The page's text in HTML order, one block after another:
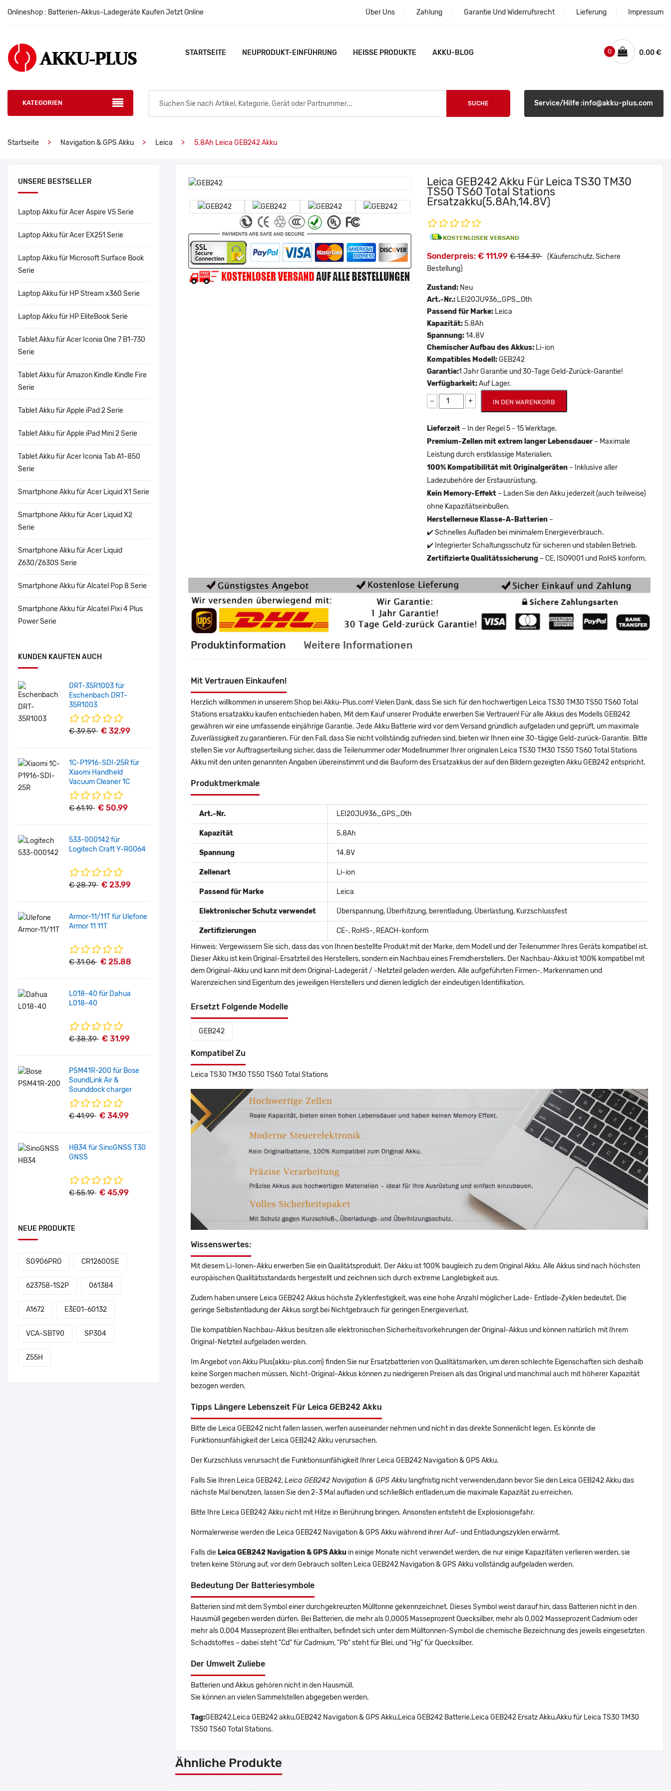
Onlineshop : Batterien-Akkus-Ladegeräte Kaufen Jetzt Online Über Uns Zahlung Garantie Und Widerrufsrecht Lieferung Impressum
STARTSEITE NEUPRODUKT-EINFÜHRUNG HEISSE PRODUKTE AKKU-BLOG 0.00 €
0
KATEGORIEN SUCHE Service/Hilfe :info@akku-plus.com
Startseite Navigation & GPS Akku Leica 5.8Ah Leica GEB242 Akku
UNSERE BESTSELLER
Laptop Akku für Acer Aspire V5 Serie
Laptop Akku für Acer EX251 Serie
Laptop Akku für Microsoft Surface Book
Serie
Laptop Akku für HP Stream x360 Serie
Laptop Akku für HP EliteBook Serie
Tablet Akku für Acer Iconia One 7 B1-730
Serie
Tablet Akku für Amazon Kindle Kindle Fire
Serie
Tablet Akku für Apple iPad 2 Serie
Tablet Akku für Apple iPad Mini 2 Serie
Tablet Akku für Acer Iconia Tab A1-850
Serie
Smartphone Akku für Acer Liquid X1 Serie
Smartphone Akku für Acer Liquid X2
Serie
Smartphone Akku für Acer Liquid
Z630/Z630S Serie
Smartphone Akku für Alcatel Pop 8 Serie
Smartphone Akku für Alcatel Pixi 4 Plus
Power Serie
KUNDEN KAUFTEN AUCH
DRT-35R1003 für
Eschenbach DRT-
35R1003
€ 39.59 € 32.99
1C-P1916-SDI-25R für
Xiaomi Handheld
Vacuum Cleaner 1C
€ 61.19 € 50.99
533-000142 für
Logitech Craft Y-R0064
€ 28.79 € 23.99
Armor-11/11T für Ulefone
Armor 11 11T
€ 31.06 € 25.88
L018-40 für Dahua
L018-40
€ 38.39 € 31.99
PSM41R-200 für Bose
SoundLink Air &
Sounddock charger
€ 41.99 € 34.99
HB34 für SinoGNSS T30
GNSS
€ 55.19 € 45.99
NEUE PRODUKTE
SG906PRO CR12600SE
623758-1S2P 061384
A1672 E3E01-60132
VCA-SBT90 SP304
Z55H
Leica GEB242 Akku Für Leica TS30 TM30
TS50 TS60 Total Stations
Ersatzakku(5.8Ah,14.8V)
Sonderpreis: € 111.99 € 134.39 (Käuferschutz, Sichere
Bestellung)
Zustand: Neu
Art.-Nr.: LEI20JU936_GPS_Oth
Passend für Marke: Leica
Kapazität:5.8Ah
Spannung:14.8V
Chemischer Aufbau des Akkus: Li-ion
Kompatibles Modell:GEB242
Garantie:1 Jahr Garantie und 30-Tage Geld-Zurück-Garantie!
Verfügbarkeit:Auf Lager.
− + IN DEN WARENKORB
Lieferzeit – In der Regel 5 - 15 Werktage.
Premium-Zellen mit extrem langer Lebensdauer– Maximale
Leistung durch erstklassige Materialien.
100% Kompatibilität mit Originalgeräten – Inklusive aller
Ladezubehöre der Erstausrüstung.
Kein Memory-Effekt – Laden Sie den Akku jederzeit (auch teilweise)
ohne Kapazitätseinbußen.
Herstellerneue Klasse-A-Batterien –
✔️ Schnelles Aufladen bei minimalem Energieverbrauch.
✔️ Integrierter Schaltungsschutz für sicheren und stabilen Betrieb.
Zertifizierte Qualitätssicherung – CE, ISO9001 und RoHS konform.
Produktinformation Weitere Informationen
Mit Vertrauen Einkaufen!
Herzlich willkommen in unserem Shop bei Akku-Plus.com! Vielen Dank, dass Sie sich für den hochwertigen Leica TS30 TM30 TS50 TS60 Total
Stations ersatzakku kaufen entschieden haben. Mit dem Kauf unserer Produkte erwerben Sie Vertrauen! Für alle Akkus des Modells GEB242
gewähren wir eine umfassende einjährige Garantie. Jede Akku Batterie wird vor dem Versand gründlich aufgeladen und geprüft, um maximale
Zuverlässigkeit zu garantieren. Für den Fall, dass Sie nicht vollständig zufrieden sind, bieten wir Ihnen eine 30-tägige Geld-zurück-Garantie. Bitte
stellen Sie vor Auftragserteilung sicher, dass die Teilenummer oder Modellnummer Ihrer originalen Leica TS30 TM30 TS50 TS60 Total Stations
Akku mit den unten genannten Angaben übereinstimmt und die Bauform des Ersatzakkus der auf den Bildern gezeigten Akku GEB242 entspricht.
Produktmerkmale
Art.-Nr. LEI20JU936_GPS_Oth
Kapazität 5.8Ah
Spannung 14.8V
Zellenart Li-ion
Passend für Marke Leica
Elektronischer Schutz verwendet Überspannung, Überhitzung, berentladung, Überlastung, Kurzschlussfest
Zertifizierungen
CE-, RoHS-, REACH-konform
Hinweis: Vergewissern Sie sich, dass das von Ihnen bestellte Produkt mit der Marke, dem Modell und der Teilenummer Ihres Geräts kompatibel ist.
Dieser Akku ist kein Original-Ersatzteil des Herstellers, sondern ein Nachbau eines Fremdherstellers. Der Nachbau-Akku ist 100% kompatibel mit
dem Original-Akku und kann mit dem Original-Ladegerät / -Netzteil geladen werden. Alle aufgeführten Firmen-, Markennamen und
Warenzeichen sind Eigentum des jeweiligen Herstellers und dienen lediglich der eindeutigen Identifikation.
Ersetzt Folgende Modelle
GEB242
Kompatibel Zu
Leica TS30 TM30 TS50 TS60 Total Stations
Wissenswertes:
Mit diesem Li-Ionen-Akku erwerben Sie ein Qualitätsprodukt. Der Akku ist 100% baugleich zu dem Original Akku. Alle Akkus sind nach höchsten
europäischen Qualitätsstandards hergestellt und zeichnen sich durch extreme Langlebigkeit aus.
Zudem haben unsere Leica GEB242 Akkus höchste Zyklenfestigkeit, was eine hohe Anzahl möglicher Lade- Entlade-Zyklen bedeutet. Die
geringe Selbstentladung der Akkus sorgt bei Nichtgebrauch für geringen Energieverlust.
Die kompatiblen Nachbau-Akkus besitzen alle elektronischen Sicherheitsvorkehrungen der Original-Akkus und können natürlich mit Ihrem
Original-Netzteil aufgeladen werden.
Im Angebot von Akku Plus(akku-plus.com) finden Sie nur Ersatzbatterien von Qualitätsmarken, um deren schlechte Eigenschaften sich deshalb
keine Sorgen machen müssen. Nicht-Original-Akkus können zu niedrigeren Preisen als das Original und manchmal auch mit höherer Kapazität
bezogen werden.
Tipps Längere Lebenszeit Für Leica GEB242 Akku
Bitte die Leica GEB242 nicht fallen lassen, werfen auseinander nehmen und nicht in das direkte Sonnenlicht legen. Es könnte die
Funktionsunfähigkeit der Leica GEB242 Akku verursachen.
Der Kurzschluss verursacht die Funktionsunfähigkeit Ihrer Leica GEB242 Navigation & GPS Akku.
Falls Sie Ihren Leica GEB242,Leica GEB242 Navigation & GPS Akku langfristig nicht verwenden,dann bevor Sie den Leica GEB242 Akku das
nächste Mal benutzen, lassen Sie den 2-3 Mal aufladen und schließlich entladen,um die maximale Kapazität zu erreichen.
Bitte Ihre Leica GEB242 Akku nicht mit Hitze in Berührung bringen. Ansonsten entsteht die Explosionsgefahr.
Normalerweise werden die Leica GEB242 Navigation & GPS Akku während ihrer Auf- und Entladungszyklen erwärmt.
Falls die Leica GEB242 Navigation & GPS Akku in einige Monate nicht verwendet werden, die nur einige Kapazitäten verlieren werden, sie
treten keine Störung auf, vor dem Gebrauch sollten Leica GEB242 Navigation & GPS Akku vollständig aufgeladen werden.
Bedeutung Der Batteriesymbole
Batterien sind mit dem Symbol einer durchgekreuzten Mülltonne gekennzeichnet. Dieses Symbol weist darauf hin, dass Batterien nicht in den
Hausmüll gegeben werden dürfen. Bei Batterien, die mehr als 0,0005 Masseprozent Quecksilber, mehr als 0,002 Masseprozent Cadmium oder
mehr als 0,004 Masseprozent Blei enthalten, befindet sich unter dem Mülltonnen-Symbol die chemische Bezeichnung des jeweils eingesetzten
Schadstoffes – dabei steht "Cd" für Cadmium, "Pb" steht für Blei, und "Hg" für Quecksilber.
Der Umwelt Zuliebe
Batterien und Akkus gehören nicht in den Hausmüll.
Sie können an vielen Sammelstellen abgegeben werden.
Tag:GEB242,Leica GEB242 akku,GEB242 Navigation & GPS Akku,Leica GEB242 Batterie,Leica GEB242 Ersatz Akku,Akku für Leica TS30 TM30
TS50 TS60 Total Stations.
Ähnliche Produkte